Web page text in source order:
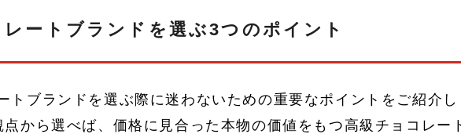
ートブランドを選ぶ3つのポイント
トブランドを選ぶ際に迷わないための重要なポイントをご紹介し
点から選べば、価格に見合った本物の価値をもつ高級チョコレー